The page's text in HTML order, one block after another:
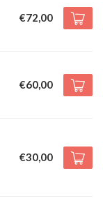
€72,00
€60,00
€30,00